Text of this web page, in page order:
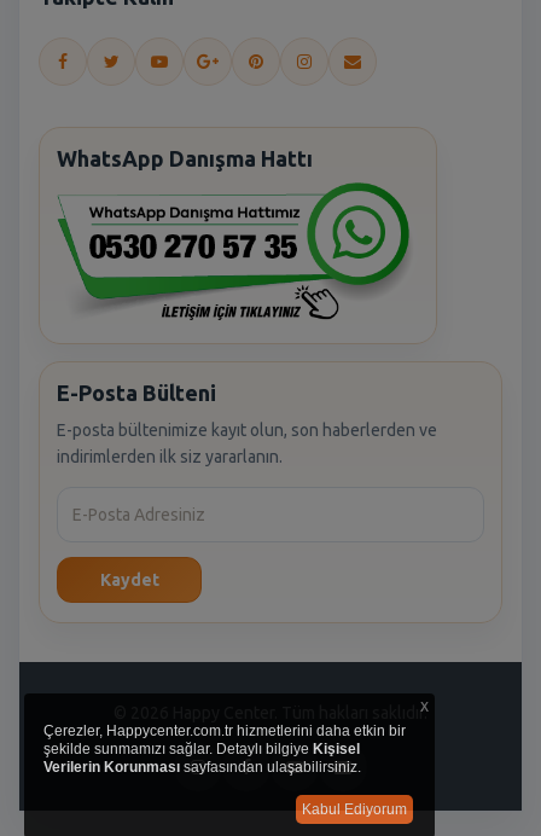
WhatsApp Danışma Hattı
E-Posta Bülteni
E-posta bültenimize kayıt olun, son haberlerden ve
indirimlerden ilk siz yararlanın.
Kaydet
© 2026 Happy Center. Tüm hakları saklıdır.
x
Çerezler, Happycenter.com.tr hizmetlerini daha etkin bir
şekilde sunmamızı sağlar. Detaylı bilgiye Kişisel
Verilerin Korunması sayfasından ulaşabilirsiniz.
Kabul Ediyorum